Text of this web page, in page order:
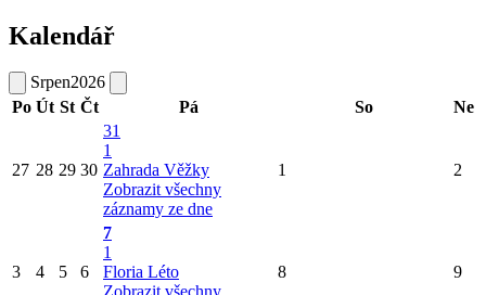
Kalendář
Srpen2026
Po Út St Čt Pá So Ne
27 28 29 30
31
1
Zahrada Věžky
Zobrazit všechny
záznamy ze dne
1 2
3 4 5 6
7
1
Floria Léto
8 9